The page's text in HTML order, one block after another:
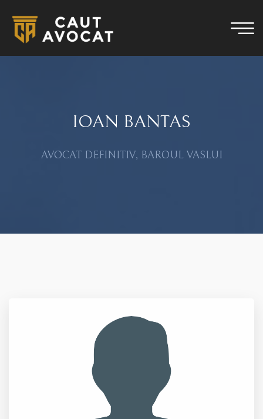
IOAN BANTAS
AVOCAT DEFINITIV, BAROUL VASLUI